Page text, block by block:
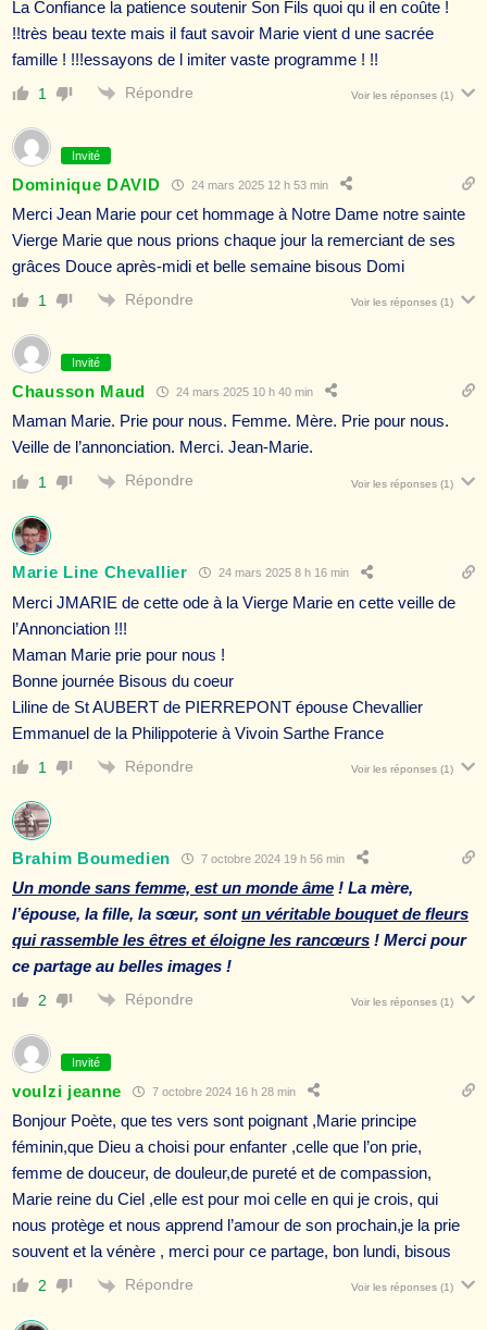
La Confiance la patience soutenir Son Fils quoi qu il en coûte !
!!très beau texte mais il faut savoir Marie vient d une sacrée
famille ! !!!essayons de l imiter vaste programme ! !!
1 Répondre Voir les réponses (1)
Invité
Dominique DAVID 24 mars 2025 12 h 53 min
Merci Jean Marie pour cet hommage à Notre Dame notre sainte
Vierge Marie que nous prions chaque jour la remerciant de ses
grâces Douce après-midi et belle semaine bisous Domi
1 Répondre Voir les réponses (1)
Invité
Chausson Maud 24 mars 2025 10 h 40 min
Maman Marie. Prie pour nous. Femme. Mère. Prie pour nous.
Veille de l’annonciation. Merci. Jean-Marie.
1 Répondre Voir les réponses (1)
Marie Line Chevallier 24 mars 2025 8 h 16 min
Merci JMARIE de cette ode à la Vierge Marie en cette veille de
l’Annonciation !!!
Maman Marie prie pour nous !
Bonne journée Bisous du coeur
Liline de St AUBERT de PIERREPONT épouse Chevallier
Emmanuel de la Philippoterie à Vivoin Sarthe France
1 Répondre Voir les réponses (1)
Brahim Boumedien 7 octobre 2024 19 h 56 min
Un monde sans femme, est un monde âme ! La mère,
l’épouse, la fille, la sœur, sontun véritable bouquet de fleurs
qui rassemble les êtres et éloigne les rancœurs ! Merci pour
ce partage au belles images !
2 Répondre Voir les réponses (1)
Invité
voulzi jeanne 7 octobre 2024 16 h 28 min
Bonjour Poète, que tes vers sont poignant ,Marie principe
féminin,que Dieu a choisi pour enfanter ,celle que l’on prie,
femme de douceur, de douleur,de pureté et de compassion,
Marie reine du Ciel ,elle est pour moi celle en qui je crois, qui
nous protège et nous apprend l’amour de son prochain,je la prie
souvent et la vénère , merci pour ce partage, bon lundi, bisous
2 Répondre Voir les réponses (1)